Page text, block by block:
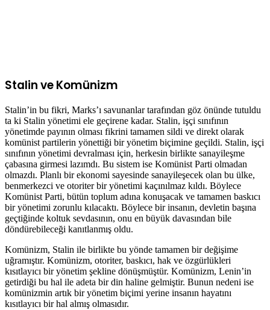
Stalin ve Komünizm
Stalin’in bu fikri, Marks’ı savunanlar tarafından göz önünde tutuldu
ta ki Stalin yönetimi ele geçirene kadar. Stalin, işçi sınıfının
yönetimde payının olması fikrini tamamen sildi ve direkt olarak
komünist partilerin yönettiği bir yönetim biçimine geçildi. Stalin, işçi
sınıfının yönetimi devralması için, herkesin birlikte sanayileşme
çabasına girmesi lazımdı. Bu sistem ise Komünist Parti olmadan
olmazdı. Planlı bir ekonomi sayesinde sanayileşecek olan bu ülke,
benmerkezci ve otoriter bir yönetimi kaçınılmaz kıldı. Böylece
Komünist Parti, bütün toplum adına konuşacak ve tamamen baskıcı
bir yönetimi zorunlu kılacaktı. Böylece bir insanın, devletin başına
geçtiğinde koltuk sevdasının, onu en büyük davasından bile
döndürebileceği kanıtlanmış oldu.
Komünizm, Stalin ile birlikte bu yönde tamamen bir değişime
uğramıştır. Komünizm, otoriter, baskıcı, hak ve özgürlükleri
kısıtlayıcı bir yönetim şekline dönüşmüştür. Komünizm, Lenin’in
getirdiği bu hal ile adeta bir din haline gelmiştir. Bunun nedeni ise
komünizmin artık bir yönetim biçimi yerine insanın hayatını
kısıtlayıcı bir hal almış olmasıdır.